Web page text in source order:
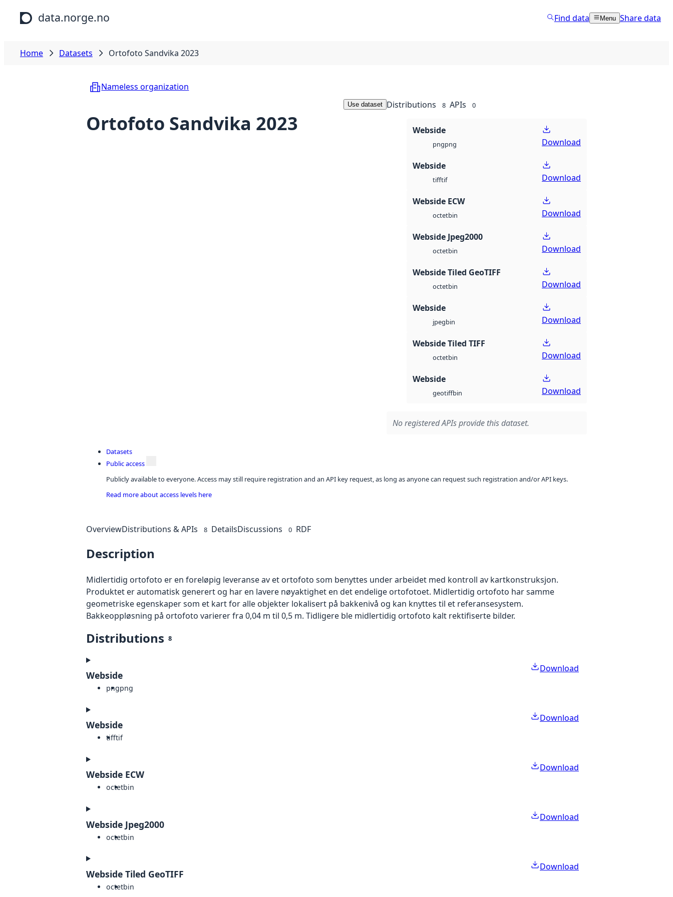
Skip to main content
data.norge.no Find data Menu Share data
Home Datasets Ortofoto Sandvika 2023
Nameless organization
Ortofoto Sandvika 2023
Use dataset Distributions 8 APIs 0
Webside
pngpng Download
Webside
tifftif Download
Webside ECW
octetbin Download
Webside Jpeg2000
octetbin Download
Webside Tiled GeoTIFF
octetbin Download
Webside
jpegbin Download
Webside Tiled TIFF
octetbin Download
Webside
geotiffbin Download
No registered APIs provide this dataset.
Datasets
Public access
Publicly available to everyone. Access may still require registration and an API key request, as long as anyone can request such registration and/or API keys.
Read more about access levels here
OverviewDistributions & APIs 8 DetailsDiscussions 0 RDF
Description
Midlertidig ortofoto er en foreløpig leveranse av et ortofoto som benyttes under arbeidet med kontroll av kartkonstruksjon.
Produktet er automatisk generert og har en lavere nøyaktighet en det endelige ortofotoet. Midlertidig ortofoto har samme
geometriske egenskaper som et kart for alle objekter lokalisert på bakkenivå og kan knyttes til et referansesystem.
Bakkeoppløsning på ortofoto varierer fra 0,04 m til 0,5 m. Tidligere ble midlertidig ortofoto kalt rektifiserte bilder.
Distributions 8
Webside
pngpng
Download
Webside
tifftif
Download
Webside ECW
octetbin
Download
Webside Jpeg2000
octetbin
Download
Webside Tiled GeoTIFF
octetbin
Download